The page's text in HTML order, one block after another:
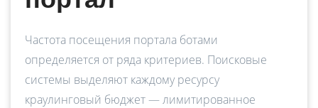
Частота посещения портала ботами
определяется от ряда критериев. Поисковые
системы выделяют каждому ресурсу
краулинговый бюджет — лимитированное